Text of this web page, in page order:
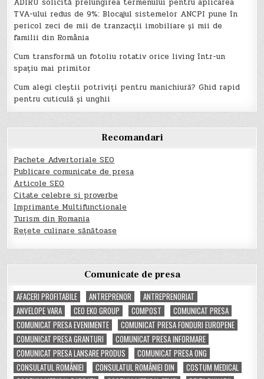
TVA-ului redus de 9%: Blocajul sistemelor ANCPI pune în
pericol zeci de mii de tranzacții imobiliare și mii de
familii din România
Cum transformă un fotoliu rotativ orice living într-un
spațiu mai primitor
Cum alegi cleștii potriviți pentru manichiură? Ghid rapid
pentru cuticulă și unghii
Recomandari
Pachete Advertoriale SEO
Publicare comunicate de presa
Articole SEO
Citate celebre si proverbe
Imprimante Multifunctionale
Turism din Romania
Rețete culinare sănătoase
Comunicate de presa
AFACERI PROFITABILE
ANTREPRENOR
ANTREPRENORIAT
ANVELOPE VARA
CEO EKO GROUP COMPOST
COMUNICAT PRESA
COMUNICAT PRESA EVENIMENTE
COMUNICAT PRESA FONDURI EUROPENE
COMUNICAT PRESA GRANTURI
COMUNICAT PRESA INFORMARE
COMUNICAT PRESA LANSARE PRODUS
COMUNICAT PRESA ONG
CONSULATUL ROMÂNIEI
CONSULATUL ROMÂNIEI DIN
COSTUM MEDICAL